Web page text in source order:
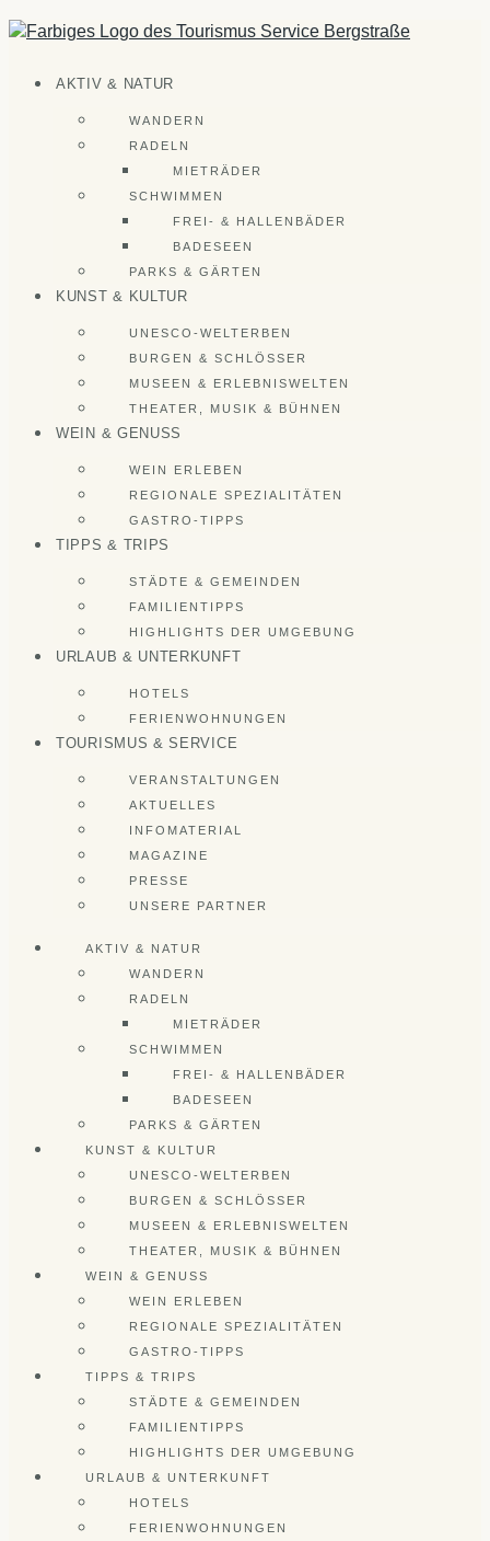
Zum
Inhalt
AKTIV & NATUR
WANDERN
RADELN
MIETRÄDER
SCHWIMMEN
FREI- & HALLENBÄDER
BADESEEN
PARKS & GÄRTEN
KUNST & KULTUR
UNESCO-WELTERBEN
BURGEN & SCHLÖSSER
MUSEEN & ERLEBNISWELTEN
THEATER, MUSIK & BÜHNEN
WEIN & GENUSS
WEIN ERLEBEN
REGIONALE SPEZIALITÄTEN
GASTRO-TIPPS
TIPPS & TRIPS
STÄDTE & GEMEINDEN
FAMILIENTIPPS
HIGHLIGHTS DER UMGEBUNG
URLAUB & UNTERKUNFT
HOTELS
FERIENWOHNUNGEN
TOURISMUS & SERVICE
VERANSTALTUNGEN
AKTUELLES
INFOMATERIAL
MAGAZINE
PRESSE
UNSERE PARTNER
AKTIV & NATUR
WANDERN
RADELN
MIETRÄDER
SCHWIMMEN
FREI- & HALLENBÄDER
BADESEEN
PARKS & GÄRTEN
KUNST & KULTUR
UNESCO-WELTERBEN
BURGEN & SCHLÖSSER
MUSEEN & ERLEBNISWELTEN
THEATER, MUSIK & BÜHNEN
WEIN & GENUSS
WEIN ERLEBEN
REGIONALE SPEZIALITÄTEN
GASTRO-TIPPS
TIPPS & TRIPS
STÄDTE & GEMEINDEN
FAMILIENTIPPS
HIGHLIGHTS DER UMGEBUNG
URLAUB & UNTERKUNFT
HOTELS
FERIENWOHNUNGEN